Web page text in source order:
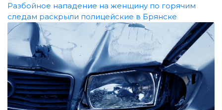
Разбойное нападение на женщину по горячим
следам раскрыли полицейские в Брянске